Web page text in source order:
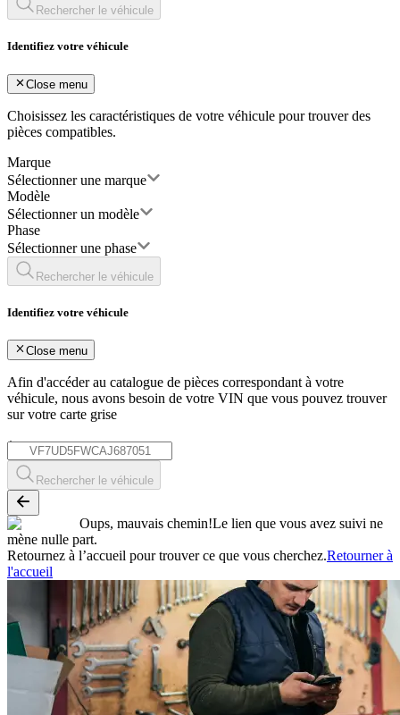
Rechercher le véhicule
Identifiez votre véhicule
Close menu
Choisissez les caractéristiques de votre véhicule pour trouver des
pièces compatibles.
Marque
Sélectionner une marque
Modèle
Sélectionner un modèle
Phase
Sélectionner une phase
Rechercher le véhicule
Identifiez votre véhicule
Close menu
Afin d'accéder au catalogue de pièces correspondant à votre
véhicule, nous avons besoin de votre VIN que vous pouvez trouver
sur votre carte grise
*
Rechercher le véhicule
Oups, mauvais chemin!Le lien que vous avez suivi ne
mène nulle part.
Retournez à l’accueil pour trouver ce que vous cherchez.Retourner à
l'accueil